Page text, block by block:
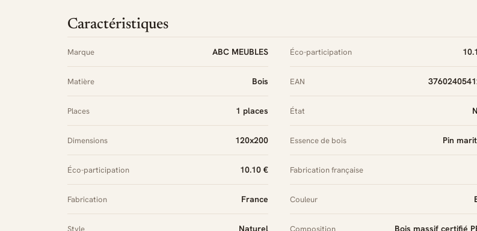
Caractéristiques
Marque ABC MEUBLES
Matière Bois
Places 1 places
Dimensions 120x200
Éco-participation 10.10 €
Fabrication France
Style Naturel
Éco-participation
EAN
État
Essence de bois Pin
Fabrication française
Couleur
Composition Bois massif certifié